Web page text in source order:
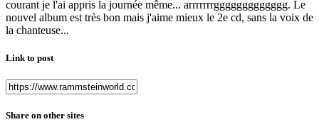
courant je l'ai appris la journée même... arrrrrrrggggggggggggg. Le
nouvel album est très bon mais j'aime mieux le 2e cd, sans la voix de
la chanteuse...
Link to post
Share on other sites